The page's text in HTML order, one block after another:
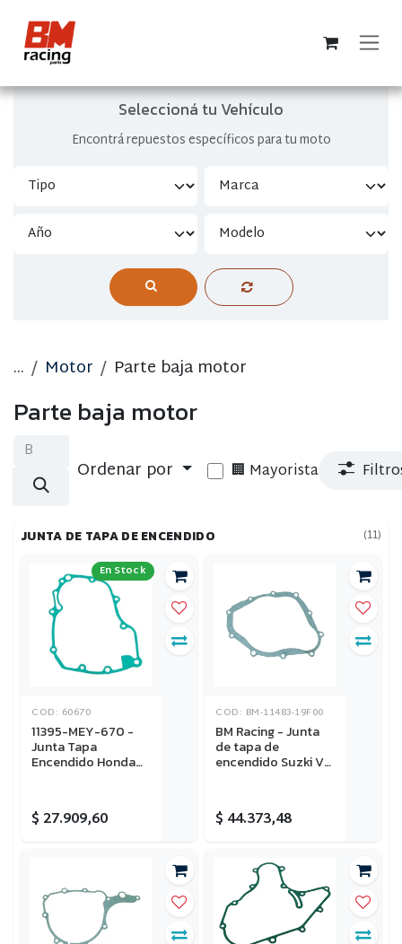
Seleccioná tu Vehículo
Encontrá repuestos específicos para tu moto
... Motor Parte baja motor
Parte baja motor
Ordenar por 🏢 Mayorista
JUNTA DE TAPA DE ENCENDIDO (11)
En Stock
COD: 60670
11395-MEY-670 -
Junta Tapa
Encendido Honda
$27.909,60
COD: BM-11483-19F00
BM Racing - Junta
de tapa de
encendido Suzki V-
2000-2024
$ 44.373,48